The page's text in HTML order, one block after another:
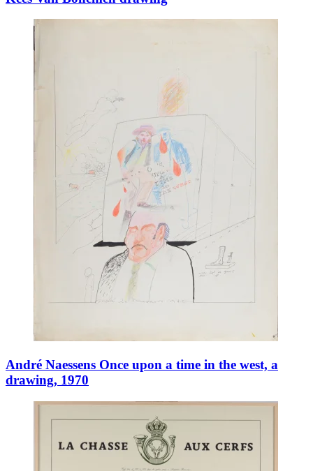
André Naessens Once upon a time in the west, a
drawing, 1970